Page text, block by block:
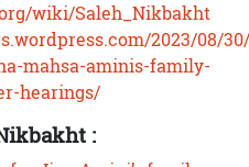
wiki/Saleh_Nikbakht
2023/08/
mahsa-aminis-family-
hearings/
: